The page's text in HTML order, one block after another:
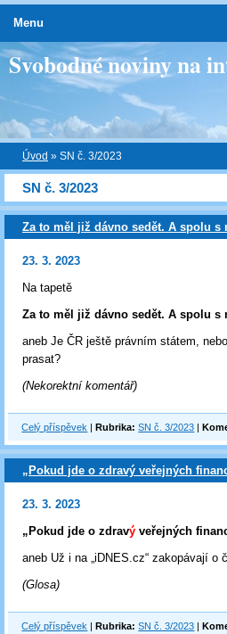
Svobodné noviny na
Úvod » SN č. 3/2023
SN č. 3/2023
Za to měl již dávno sedět. A spolu s
23. 3. 2023
Na tapetě
Za to měl již dávno sedět. A spolu s
aneb Je ČR ještě právním státem,
prasat?
(Nekorektní komentář)
Celý příspěvek |Rubrika: SN č. 3/2023 |
„Pokud jde o zdravý veřejných
23. 3. 2023
„Pokud jde o zdravý veřejných
aneb Už i na „iDNES.cz“ zakopávají o
(Glosa)
Celý příspěvek |Rubrika: SN č. 3/2023 |
Menu